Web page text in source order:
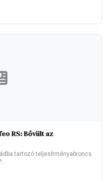
RS: Bővült az
tartozó teljesítményabroncs